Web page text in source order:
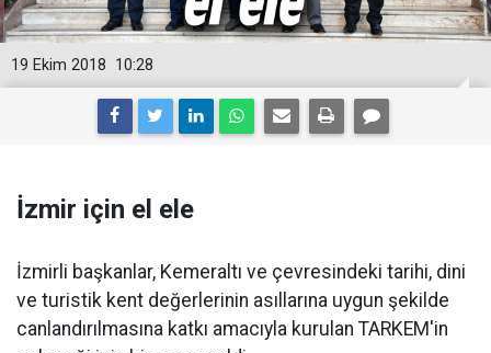
10:28
19 Ekim 2018
İzmir için el ele
İzmirli başkanlar, Kemeraltı ve çevresindeki tarihi, dini
ve turistik kent değerlerinin asıllarına uygun şekilde
canlandırılmasına katkı amacıyla kurulan TARKEM'in